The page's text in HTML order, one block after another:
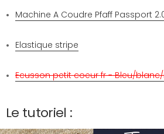
Machine A Coudre Pfaff Passport
Elastique stripe
Ecusson petit coeur fr - Bleu/
Le tutoriel :